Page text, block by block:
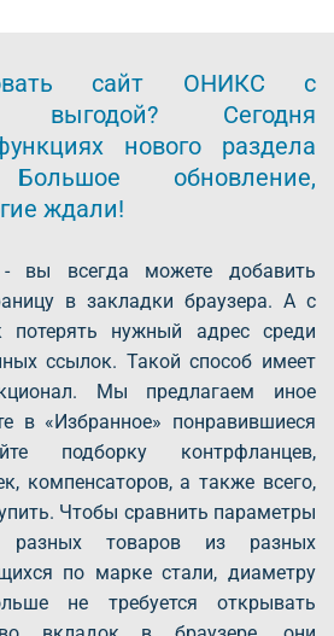
сайт ОНИКС с
выгодой? Сегодня
нового раздела
Большое обновление,
ждали!
вы всегда можете добавить
в закладки браузера. А с
потерять нужный адрес среди
ссылок. Такой способ имеет
Мы предлагаем иное
в «Избранное» понравившиеся
подборку контрфланцев,
компенсаторов, а также всего,
Чтобы сравнить параметры
разных товаров из разных
по марке стали, диаметру
не требуется открывать